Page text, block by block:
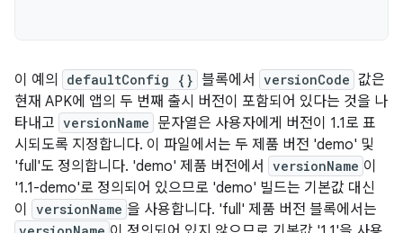
이 예의 defaultConfig {} 블록에서 versionCode 값은
현재 APK에 앱의 두 번째 출시 버전이 포함되어 있다는 것을 나
타내고 versionName 문자열은 사용자에게 버전이 1.1로 표
시되도록 지정합니다. 이 파일에서는 두 제품 버전 'demo' 및
'full'도 정의합니다. 'demo' 제품 버전에서
versionName 이
'1.1-demo'로 정의되어 있으므로 'demo' 빌드는 기본값 대신
이
versionName 을 사용합니다. 'full' 제품 버전 블록에서는